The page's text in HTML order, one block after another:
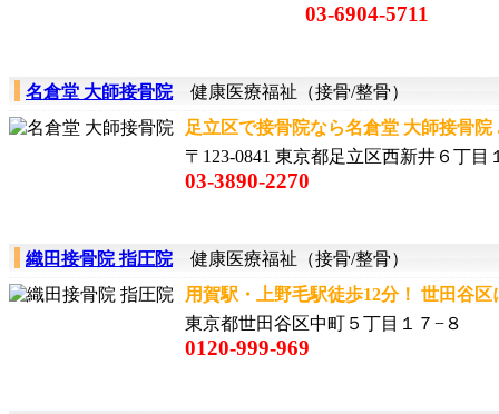
03-6904-5711
名倉堂 大師接骨院健康医療福祉（接骨/整骨）
足立区で接骨院なら名倉堂 大師接骨院
〒123-0841 東京都足立区西新井６丁目
03-3890-2270
織田接骨院 指圧院健康医療福祉（接骨/整骨）
用賀駅・上野毛駅徒歩12分！ 世田谷
東京都世田谷区中町５丁目１７−８
0120-999-969